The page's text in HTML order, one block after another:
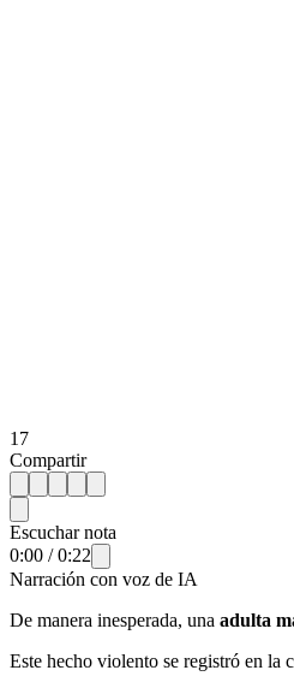
17
Compartir
Escuchar nota
0:00 /0:22
Narración con voz de IA
De manera inesperada, una adulta
Este hecho violento se registró en la